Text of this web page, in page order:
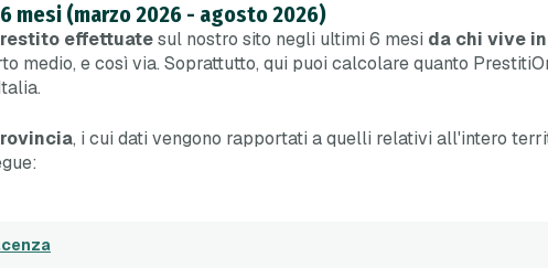
(marzo 2026 - agosto 2026)
effettuatesul nostro sito negli ultimi 6 mesi da chi vive
medio, e così via. Soprattutto, qui puoi calcolare quanto
, i cui dati vengono rapportati a quelli relativi all'intero